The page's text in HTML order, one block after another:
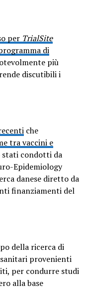
per TrialSite
di
più
discutibili i
che
tra vaccini e
stati condotti da
Epidemiology
danese diretto da
finanziamenti del
della ricerca di
provenienti
per condurre studi
alla base